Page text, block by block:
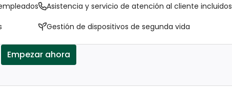
Asistencia y servicio de atención al cliente incluidos
Gestión de dispositivos de segunda vida
Empezar ahora